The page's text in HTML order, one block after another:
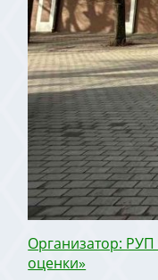
Организатор:
оценки»